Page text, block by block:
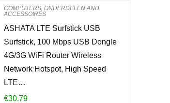
COMPUTERS, ONDERDELEN AND
ACCESSOIRES
ASHATA LTE Surfstick USB
Surfstick, 100 Mbps USB Dongle
4G/3G WiFi Router Wireless
Network Hotspot, High Speed
LTE…
€30.79